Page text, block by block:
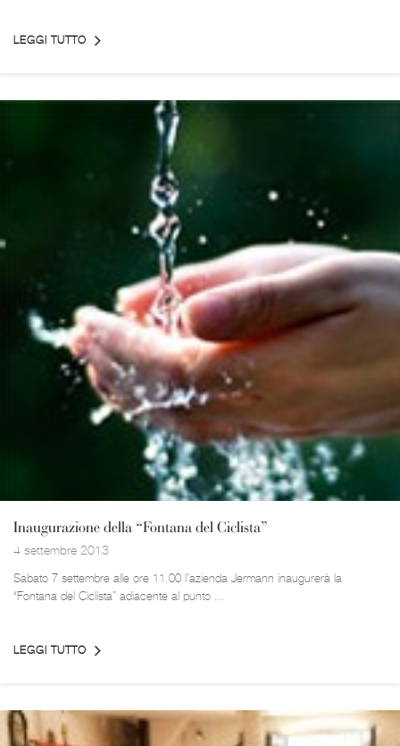
LEGGI TUTTO
Inaugurazione della “Fontana del Ciclista”
4 settembre 2013
Sabato 7 settembre alle ore 11.00 l’azienda Jermann inaugurerà la
“Fontana del Ciclista” adiacente al punto ...
LEGGI TUTTO